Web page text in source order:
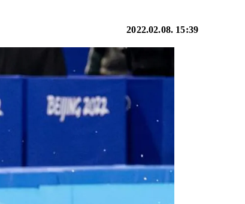
2022.02.08. 15:39